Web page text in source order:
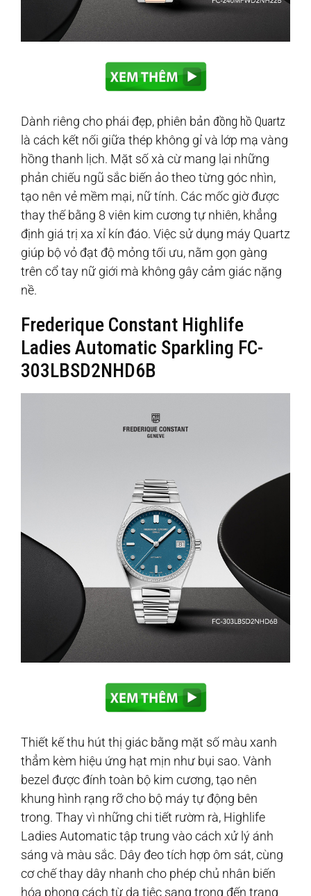
Dành riêng cho phái đẹp, phiên bản đồng hồ Quartz
là cách kết nối giữa thép không gỉ và lớp mạ vàng
hồng thanh lịch. Mặt số xà cừ mang lại những
phản chiếu ngũ sắc biến ảo theo từng góc nhìn,
tạo nên vẻ mềm mại, nữ tính. Các mốc giờ được
thay thế bằng 8 viên kim cương tự nhiên, khẳng
định giá trị xa xỉ kín đáo. Việc sử dụng máy Quartz
giúp bộ vỏ đạt độ mỏng tối ưu, nằm gọn gàng
trên cổ tay nữ giới mà không gây cảm giác nặng
nề.
Frederique Constant Highlife
Ladies Automatic Sparkling FC-
303LBSD2NHD6B
Thiết kế thu hút thị giác bằng mặt số màu xanh
thẳm kèm hiệu ứng hạt mịn như bụi sao. Vành
bezel được đính toàn bộ kim cương, tạo nên
khung hình rạng rỡ cho bộ máy tự động bên
trong. Thay vì những chi tiết rườm rà, Highlife
Ladies Automatic tập trung vào cách xử lý ánh
sáng và màu sắc. Dây đeo tích hợp ôm sát, cùng
cơ chế thay dây nhanh cho phép chủ nhân biến
hóa phong cách từ dạ tiệc sang trọng đến trang